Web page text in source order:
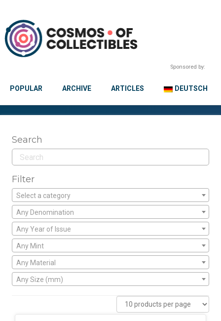
Sponsored by:
POPULAR ARCHIVE ARTICLES DEUTSCH
Search
Filter
Select a category
Any Denomination
Any Year of Issue
Any Mint
Any Material
Any Size (mm)